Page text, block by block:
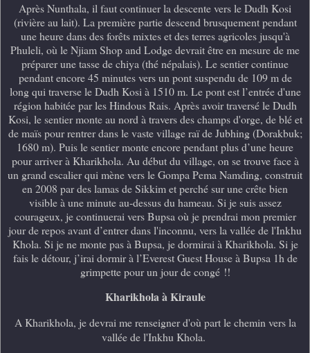
Après Nunthala, il faut continuer la descente vers le Dudh Kosi
(rivière au lait). La première partie descend brusquement pendant
une heure dans des forêts mixtes et des terres agricoles jusqu'à
Phuleli, où le Njiam Shop and Lodge devrait être en mesure de me
préparer une tasse de chiya (thé népalais). Le sentier continue
pendant encore 45 minutes vers un pont suspendu de 109 m de
long qui traverse le Dudh Kosi à 1510 m. Le pont est l’entrée d'une
région habitée par les Hindous Rais. Après avoir traversé le Dudh
Kosi, le sentier monte au nord à travers des champs d'orge, de blé et
de maïs pour rentrer dans le vaste village raï de Jubhing (Dorakbuk;
1680 m). Puis le sentier monte encore pendant plus d’une heure
pour arriver à Kharikhola. Au début du village, on se trouve face à
un grand escalier qui mène vers le Gompa Pema Namding, construit
en 2008 par des lamas de Sikkim et perché sur une crête bien
visible à une minute au-dessus du hameau. Si je suis assez
courageux, je continuerai vers Bupsa où je prendrai mon premier
jour de repos avant d’entrer dans l'inconnu, versla vallée de l'Inkhu
Khola. Si je ne monte pas à Bupsa, je dormirai à Kharikhola. Si je
fais le détour, j’irai dormir à l’Everest Guest House à Bupsa 1h de
grimpette pour un jour de congé !!
Kharikhola à Kiraule
A Kharikhola, je devrai me renseigner d'où part le chemin vers la
vallée de l'Inkhu Khola.